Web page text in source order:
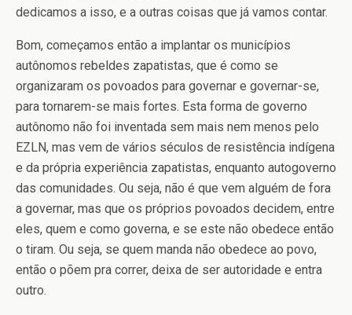
dedicamos a isso, e a outras coisas que já vamos contar.
Bom, começamos então a implantar os municípios
autônomos rebeldes zapatistas, que é como se
organizaram os povoados para governar e governar-se,
para tornarem-se mais fortes. Esta forma de governo
autônomo não foi inventada sem mais nem menos pelo
EZLN, mas vem de vários séculos de resistência indígena
e da própria experiência zapatistas, enquanto autogoverno
das comunidades. Ou seja, não é que vem alguém de fora
a governar, mas que os próprios povoados decidem, entre
eles, quem e como governa, e se este não obedece então
o tiram. Ou seja, se quem manda não obedece ao povo,
então o põem pra correr, deixa de ser autoridade e entra
outro.